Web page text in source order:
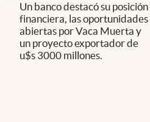
Un banco destacó su posición
financiera, las oportunidades
abiertas por Vaca Muerta y
un proyecto exportador de
u$s 3000 millones.